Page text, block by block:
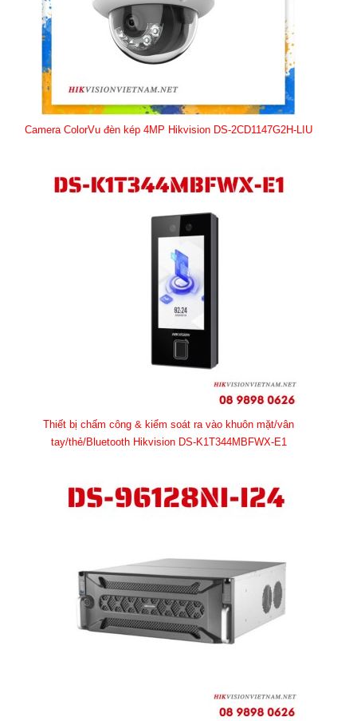
Camera ColorVu đèn kép 4MP Hikvision DS-2CD1147G2H-LIU
Thiết bị chấm công & kiểm soát ra vào khuôn mặt/vân
tay/thẻ/Bluetooth Hikvision DS-K1T344MBFWX-E1